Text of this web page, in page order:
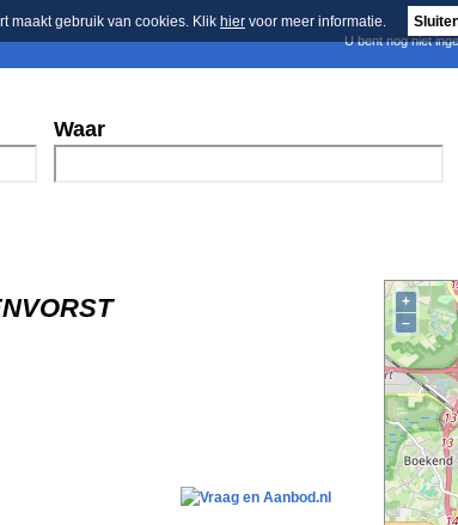
maakt gebruik van cookies. Klik hier voor meer informatie.
U bent nog niet
Waar
+
–